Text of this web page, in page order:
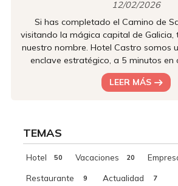
TEMAS
Hotel 50 Vacaciones 20
Restaurante 9 Actualidad 7
12/02/2026
Si has completado el Camino de
visitando la mágica capital de Galicia,
nuestro nombre. Hotel Castro somos
enclave estratégico, a 5 minutos en
urbano y en el mismísimo Camino
tranquilidad del entorno rural sin
LEER MÁS